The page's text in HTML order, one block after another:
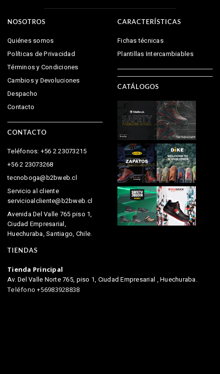
NOSOTROS
Quiénes somos
Políticas de Privacidad
Términos y Condiciones
Cambios y Devoluciones
Despacho
Contacto
CONTACTO
Teléfonos: +56 2 23073215
+56 2 23073268
tecnoboga@b2bweb.cl
Servicio al cliente
servicioalcliente@b2bweb.cl
Avenida Del Valle 765 piso 1,
Ciudad Empresarial,
Huechuraba, Santiago, Chile.
CARACTERÍSTICAS
Fichas técnicas
Plantillas Intercambiables
CATÁLOGOS
TIENDAS
Tienda Principal
Av. Del Valle Norte 765, piso 1, Ciudad Empresarial , Huechuraba.
Teléfono +56983928838